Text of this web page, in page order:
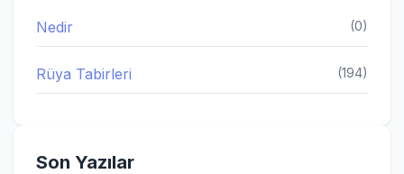
Nedir (0)
Rüya Tabirleri (194)
Son Yazılar